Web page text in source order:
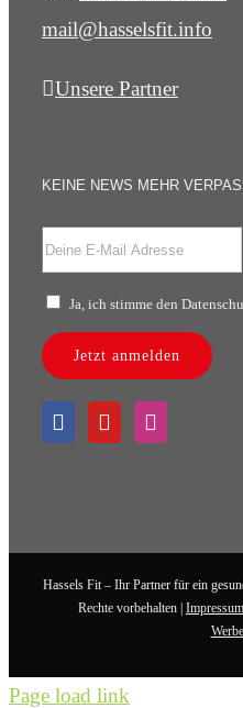
mail@hasselsfit.info
Unsere Partner
KEINE NEWS MEHR
Ja, ich stimme den
Jetzt anmelden
Hassels Fit – Ihr Partner für ein
Rechte vorbehalten | Impressum
Page load link